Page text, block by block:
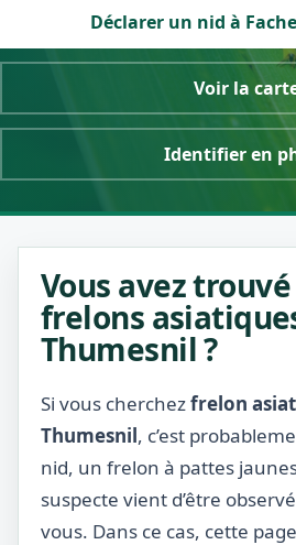
Déclarer un nid à
Voir la
Identifier en
Vous avez
frelons
Thumesnil ?
Si vous cherchezfrelon
Thumesnil, c’est
nid, un frelon à pattes
suspecte vient d’être
vous. Dans ce cas, cette